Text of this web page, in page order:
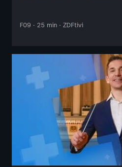
F09 · 25 min · ZDFtivi